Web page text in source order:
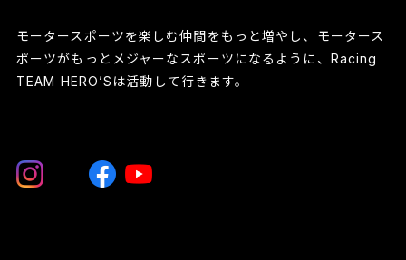
モータースポーツを楽しむ仲間をもっと増やし、モータース
ポーツがもっとメジャーなスポーツになるように、Racing
TEAM HERO’Sは活動して行きます。